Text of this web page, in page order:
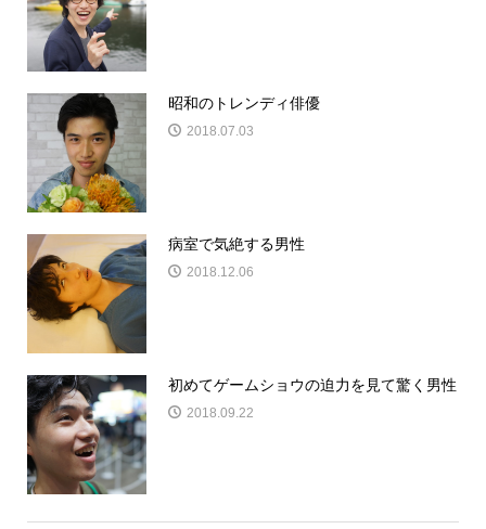
昭和のトレンディ俳優
2018.07.03
病室で気絶する男性
2018.12.06
初めてゲームショウの迫力を見て驚く男性
2018.09.22